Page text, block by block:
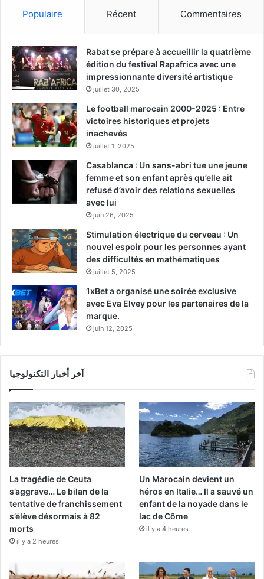
Populaire Récent Commentaires
Rabat se prépare à accueillir la quatrième
édition du festival Rapafrica avec une
impressionnante diversité artistique
juillet 30, 2025
Le football marocain 2000-2025 : Entre
victoires historiques et projets
inachevés
juillet 1, 2025
Casablanca : Un sans-abri tue une jeune
femme et son enfant après qu’elle ait
refusé d’avoir des relations sexuelles
avec lui
juin 26, 2025
Stimulation électrique du cerveau : Un
nouvel espoir pour les personnes ayant
des difficultés en mathématiques
juillet 5, 2025
1xBet a organisé une soirée exclusive
avec Eva Elvey pour les partenaires de la
marque.
juin 12, 2025
آخر أخبار التكنولوجيا
La tragédie de Ceuta
s’aggrave… Le bilan de la
tentative de franchissement
s’élève désormais à 82
morts
il y a 2 heures
Un Marocain devient un
héros en Italie… Il a sauvé un
enfant de la noyade dans le
lac de Côme
il y a 4 heures